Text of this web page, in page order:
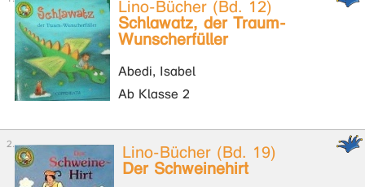
Lino-Bücher (Bd. 12)
Schlawatz, der Traum-
Wunscherfüller
Abedi, Isabel
Ab Klasse 2
Lino-Bücher (Bd. 19)
Der Schweinehirt